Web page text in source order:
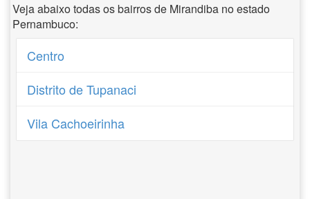
Veja abaixo todas os bairros de Mirandiba no estado
Pernambuco:
Centro
Distrito de Tupanaci
Vila Cachoeirinha